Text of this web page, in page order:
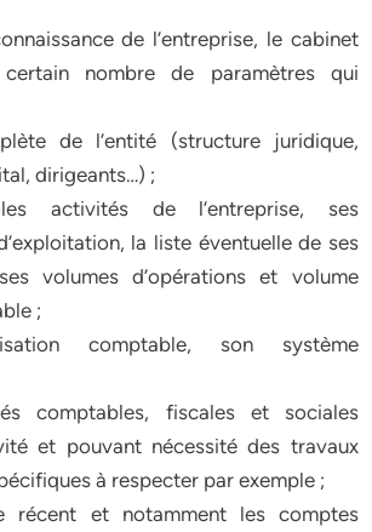
de l’entreprise, le cabinet
nombre de paramètres qui
de l’entité (structure juridique,
dirigeants…) ;
activités de l’entreprise, ses
la liste éventuelle de ses
volumes d’opérations et volume
;
comptable, son système
comptables, fiscales et sociales
et pouvant nécessité des travaux
à respecter par exemple ;
récent et notamment les comptes